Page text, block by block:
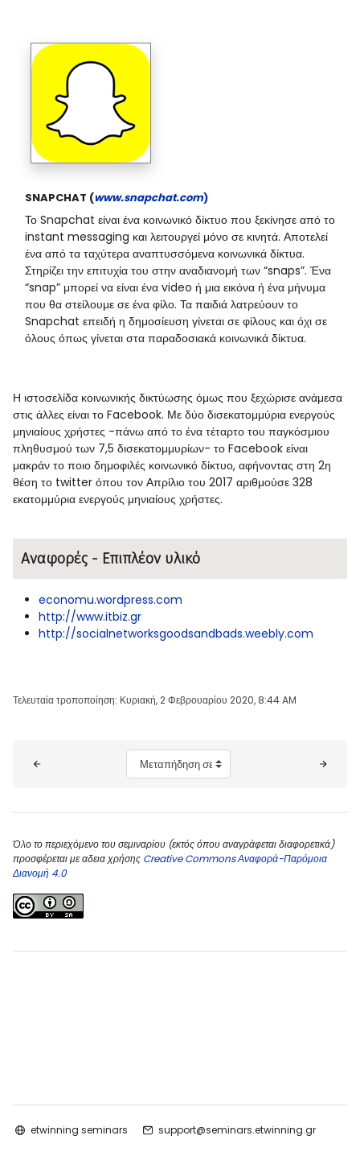
SNAPCHAT (www.snapchat.com)
Το Snapchat είναι ένα κοινωνικό δίκτυο που ξεκίνησε από το
instant messaging και λειτουργεί μόνο σε κινητά. Αποτελεί
ένα από τα ταχύτερα αναπτυσσόμενα κοινωνικά δίκτυα.
Στηρίζει την επιτυχία του στην αναδιανομή των “snaps”. Ένα
“snap” μπορεί να είναι ένα video ή μια εικόνα ή ένα μήνυμα
που θα στείλουμε σε ένα φίλο. Τα παιδιά λατρεύουν το
Snapchat επειδή η δημοσίευση γίνεται σε φίλους και όχι σε
όλους όπως γίνεται στα παραδοσιακά κοινωνικά δίκτυα.
Η ιστοσελίδα κοινωνικής δικτύωσης όμως που ξεχώρισε ανάμεσα
στις άλλες είναι το Facebook. Με δύο δισεκατομμύρια ενεργούς
μηνιαίους χρήστες -πάνω από το ένα τέταρτο του παγκόσμιου
πληθυσμού των 7,5 δισεκατομμυρίων- το Facebook είναι
μακράν το ποιο δημοφιλές κοινωνικό δίκτυο, αφήνοντας στη 2η
θέση το twitter όπου τον Απρίλιο του 2017 αριθμούσε 328
εκατομμύρια ενεργούς μηνιαίους χρήστες.
Αναφορές - Επιπλέον υλικό
economu.wordpress.com
http://www.itbiz.gr
http://socialnetworksgoodsandbads.weebly.com
Τελευταία τροποποίηση: Κυριακή, 2 Φεβρουαρίου 2020, 8:44 AM
Μεταπήδηση σε...
Όλο το περιεχόμενο του σεμιναρίου (εκτός όπου αναγράφεται διαφορετικά)
προσφέρεται με αδεια χρήσης Creative Commons Αναφορά-Παρόμοια
Διανομή 4.0
etwinning seminars support@seminars.etwinning.gr